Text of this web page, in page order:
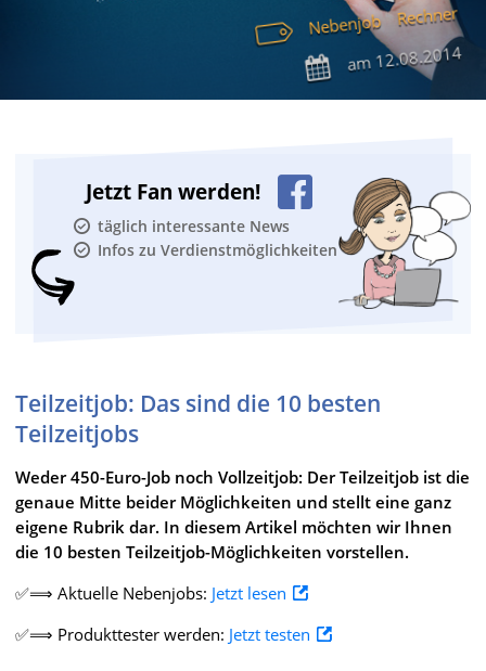
Nebenjob Rechner
am12.08.2014
Jetzt Fan werden!
täglich interessante News
Infos zu Verdienstmöglichkeiten
Teilzeitjob: Das sind die 10 besten
Teilzeitjobs
Weder 450-Euro-Job noch Vollzeitjob: Der Teilzeitjob ist die
genaue Mitte beider Möglichkeiten und stellt eine ganz
eigene Rubrik dar. In diesem Artikel möchten wir Ihnen
die 10 besten Teilzeitjob-Möglichkeiten vorstellen.
✅⟹ Aktuelle Nebenjobs: Jetzt lesen
✅⟹ Produkttester werden: Jetzt testen